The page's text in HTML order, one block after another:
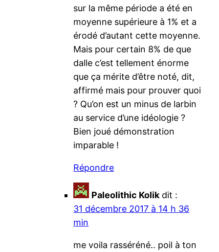
sur la même période a été en
moyenne supérieure à 1% et a
érodé d’autant cette moyenne.
Mais pour certain 8% de que
dalle c’est tellement énorme
que ça mérite d’être noté, dit,
affirmé mais pour prouver quoi
? Qu’on est un minus de larbin
au service d’une idéologie ?
Bien joué démonstration
imparable !
Répondre
Paleolithic Kolik dit :
31 décembre 2017 à 14 h 36
min
me voila rasséréné.. poil à ton